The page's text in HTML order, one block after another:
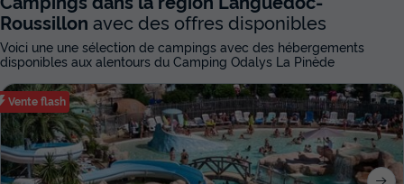
Roussillon avec des offres disponibles
Voici une une sélection de campings avec des hébergements
disponibles aux alentours du Camping Odalys La Pinède
Vente flash